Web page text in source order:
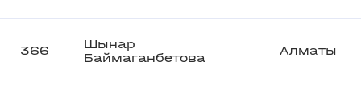
366
Шынар
Баймаганбетова
Алматы